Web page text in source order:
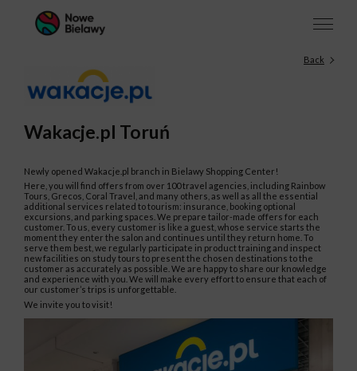
Back
Wakacje.pl Toruń
Newly opened Wakacje.pl branch in Bielawy Shopping Center!
Here, you will find offers from over 100 travel agencies, including Rainbow
Tours, Grecos, Coral Travel, and many others, as well as all the essential
additional services related to tourism: insurance, booking optional
excursions, and parking spaces. We prepare tailor-made offers for each
customer. To us, every customer is like a guest, whose service starts the
moment they enter the salon and continues until they return home. To
serve them best, we regularly participate in product training and inspect
new facilities on study tours to present the chosen destinations to the
customer as accurately as possible. We are happy to share our knowledge
and experience with you. We will make every effort to ensure that each of
our customer’s trips is unforgettable.
We invite you to visit!